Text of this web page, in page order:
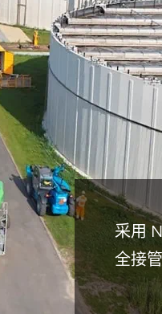
采用
全接